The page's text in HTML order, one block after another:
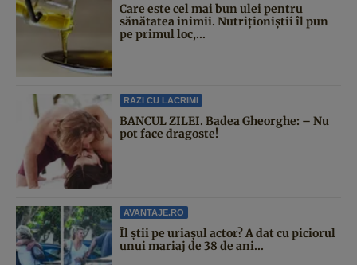
Care este cel mai bun ulei pentru
sănătatea inimii. Nutriționiștii îl pun
pe primul loc,...
RAZI CU LACRIMI
BANCUL ZILEI. Badea Gheorghe: – Nu
pot face dragoste!
AVANTAJE.RO
Îl știi pe uriașul actor? A dat cu piciorul
unui mariaj de 38 de ani...